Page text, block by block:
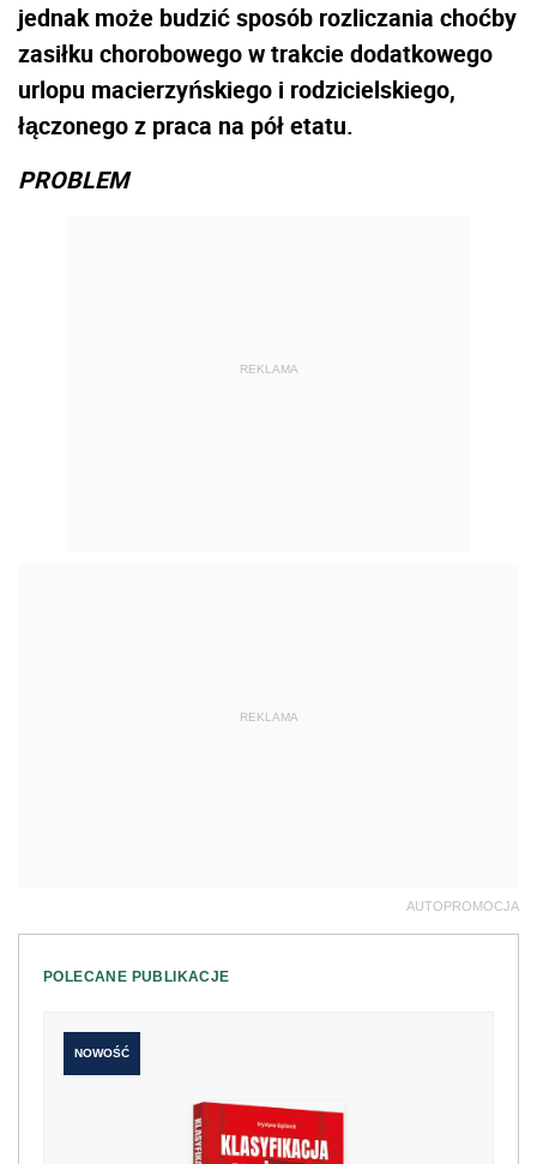
jednak może budzić sposób rozliczania choćby
zasiłku chorobowego w trakcie dodatkowego
urlopu macierzyńskiego i rodzicielskiego,
łączonego z praca na pół etatu.
PROBLEM
REKLAMA
REKLAMA
AUTOPROMOCJA
POLECANE PUBLIKACJE
NOWOŚĆ